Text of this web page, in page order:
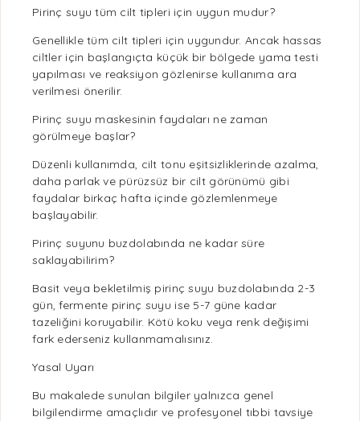
Pirinç suyu tüm cilt tipleri için uygun mudur?
Genellikle tüm cilt tipleri için uygundur. Ancak hassas
ciltler için başlangıçta küçük bir bölgede yama testi
yapılması ve reaksiyon gözlenirse kullanıma ara
verilmesi önerilir.
Pirinç suyu maskesinin faydaları ne zaman
görülmeye başlar?
Düzenli kullanımda, cilt tonu eşitsizliklerinde azalma,
daha parlak ve pürüzsüz bir cilt görünümü gibi
faydalar birkaç hafta içinde gözlemlenmeye
başlayabilir.
Pirinç suyunu buzdolabında ne kadar süre
saklayabilirim?
Basit veya bekletilmiş pirinç suyu buzdolabında 2-3
gün,fermente pirinç suyu ise 5-7 güne kadar
tazeliğini koruyabilir. Kötü koku veya renk değişimi
fark ederseniz kullanmamalısınız.
Yasal Uyarı
Bu makalede sunulan bilgiler yalnızca genel
bilgilendirme amaçlıdır ve profesyonel tıbbi tavsiye